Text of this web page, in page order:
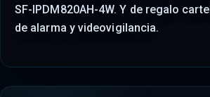
SF-IPDM820AH-4W. Y de regalo
de alarma y videovigilancia.